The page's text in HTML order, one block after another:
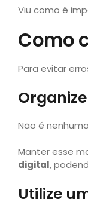
Viu como é
Como
Para evitar
Não é
Manter esse
digital,
Utilize